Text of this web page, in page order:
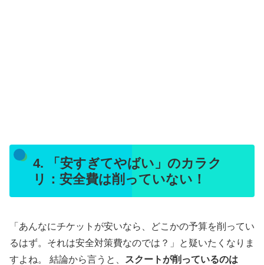
4. 「安すぎてやばい」のカラク
リ：安全費は削っていない！
「あんなにチケットが安いなら、どこかの予算を削ってい
るはず。それは安全対策費なのでは？」と疑いたくなりま
すよね。 結論から言うと、
スクートが削っているのは